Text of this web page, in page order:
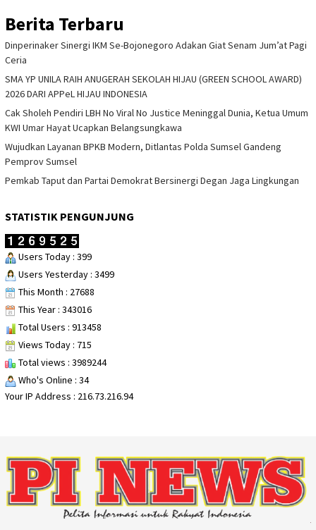
Berita Terbaru
Dinperinaker Sinergi IKM Se-Bojonegoro Adakan Giat Senam Jum’at Pagi
Ceria
SMA YP UNILA RAIH ANUGERAH SEKOLAH HIJAU (GREEN SCHOOL AWARD)
2026 DARI APPeL HIJAU INDONESIA
Cak Sholeh Pendiri LBH No Viral No Justice Meninggal Dunia, Ketua Umum
KWI Umar Hayat Ucapkan Belangsungkawa
Wujudkan Layanan BPKB Modern, Ditlantas Polda Sumsel Gandeng
Pemprov Sumsel
Pemkab Taput dan Partai Demokrat Bersinergi Degan Jaga Lingkungan
STATISTIK PENGUNJUNG
Users Today : 399
Users Yesterday : 3499
This Month : 27688
This Year : 343016
Total Users : 913458
Views Today : 715
Total views : 3989244
Who's Online : 34
Your IP Address : 216.73.216.94